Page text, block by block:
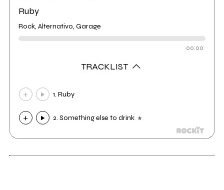
Ruby
Rock, Alternativo, Garage
00:00
TRACKLIST
1. Ruby
2. Something else to drink